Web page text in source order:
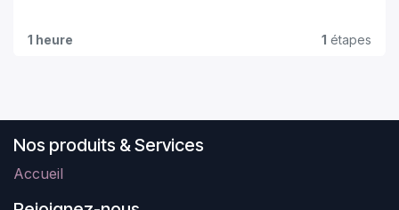
1 heure 1 étapes
Nos produits & Services
Accueil